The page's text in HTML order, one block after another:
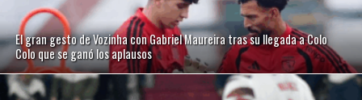
El gran gesto de Vozinha con Gabriel Maureira tras su llegada a Colo
Colo que se ganó los aplausos